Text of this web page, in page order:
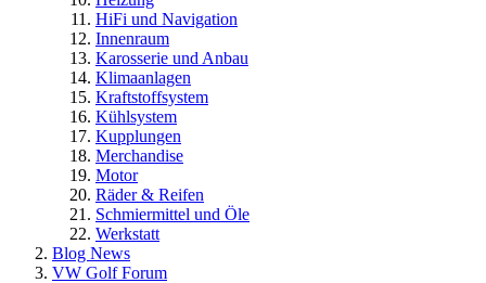
HiFi und Navigation
Innenraum
Karosserie und Anbau
Klimaanlagen
Kraftstoffsystem
Kühlsystem
Kupplungen
Merchandise
Motor
Räder & Reifen
Schmiermittel und Öle
Werkstatt
Blog News
VW Golf Forum